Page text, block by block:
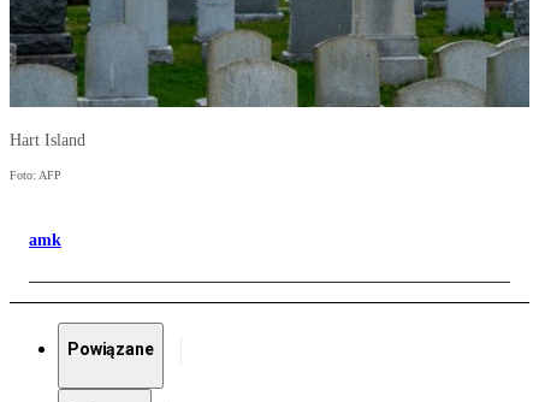
Hart Island
Foto: AFP
amk
Powiązane